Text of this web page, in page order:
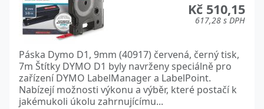
Kč 510,15
617,28 s DPH
Páska Dymo D1, 9mm (40917) červená, černý tisk,
7m Štítky DYMO D1 byly navrženy speciálně pro
zařízení DYMO LabelManager a LabelPoint.
Nabízejí možnosti výkonu a výběr, které postačí k
jakémukoli úkolu zahrnujícímu...